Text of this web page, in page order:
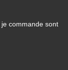
commande sont